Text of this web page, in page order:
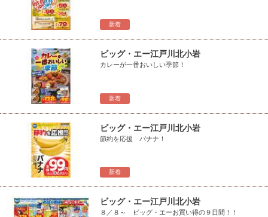
新着
新着
ビッグ・エー江戸川北小岩
カレーが一番おいしい季節！
新着
ビッグ・エー江戸川北小岩
節約を応援 バナナ！
ビッグ・エー江戸川北小岩
８／８～ ビッグ・エーお買い得の９日間！！